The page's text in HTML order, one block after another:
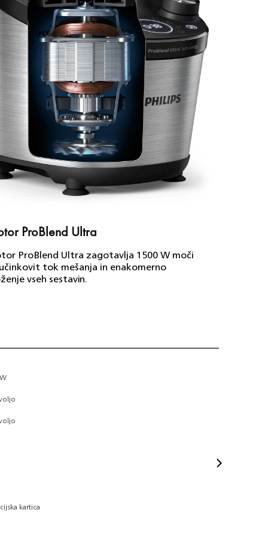
ProBlend Ultra
ProBlend Ultra zagotavlja 1500 W moči
tok mešanja in enakomerno
vseh sestavin.
kartica